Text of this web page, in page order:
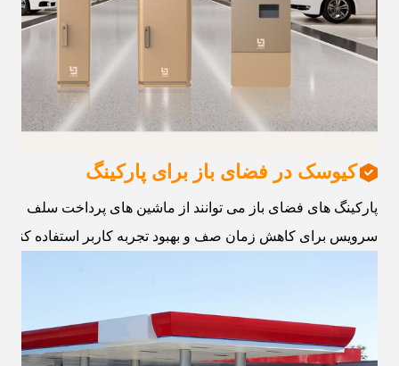
کیوسک در فضای باز برای پارکینگ
پارکینگ های فضای باز می توانند از ماشین های پرداخت سلف
سرویس برای کاهش زمان صف و بهبود تجربه کاربر استفاده کنند